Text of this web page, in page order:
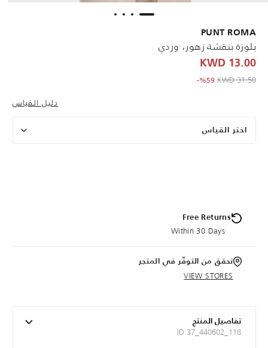
PUNT ROMA
بلوزة بنقشة زهور، وردي
13.00 KWD
Price reduced from
31.50 KWD
to 13.00 KWD
%59-
دليل القياس
اختر القياس
Free Returns
Within 30 Days
تحقق من التوفّر في المتجر
VIEW STORES
تفاصيل المنتج
ID 37_440602_118